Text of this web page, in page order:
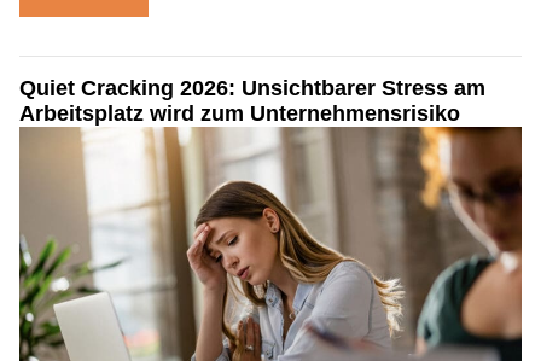
Quiet Cracking 2026: Unsichtbarer Stress am
Arbeitsplatz wird zum Unternehmensrisiko